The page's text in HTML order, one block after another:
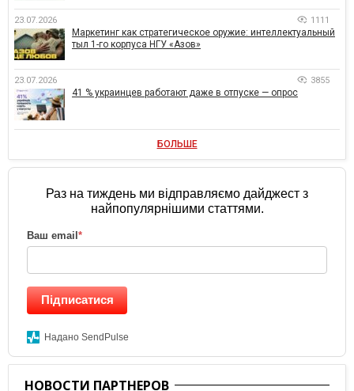
23.07.2026 1111
Маркетинг как стратегическое оружие: интеллектуальный
тыл 1-го корпуса НГУ «Азов»
23.07.2026 3855
41 % украинцев работают даже в отпуске — опрос
БОЛЬШЕ
Раз на тиждень ми відправляємо дайджест з
найпопулярнішими статтями.
Ваш email *
Підписатися
Надано SendPulse
НОВОСТИ ПАРТНЕРОВ